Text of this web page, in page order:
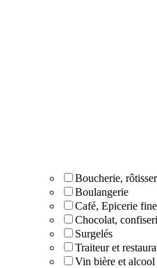
Boucherie,
Boulangerie
Café, Epicerie
Chocolat,
Surgelés
Traiteur et
Vin bière et alcool